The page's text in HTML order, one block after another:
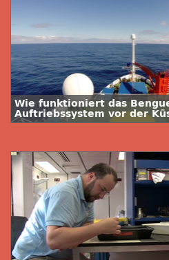
Wie funktioniert das
Auftriebssystem vor der